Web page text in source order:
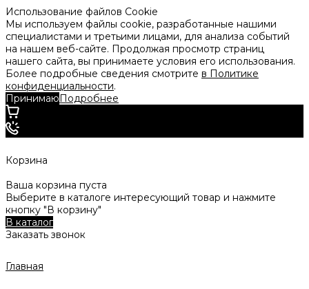
Использование файлов Cookie
Мы используем файлы cookie, разработанные нашими
специалистами и третьими лицами, для анализа событий
на нашем веб-сайте. Продолжая просмотр страниц
нашего сайта, вы принимаете условия его использования.
Более подробные сведения смотрите в Политике
конфиденциальности.
ПринимаюПодробнее
Корзина
Ваша корзина пуста
Выберите в каталоге интересующий товар и нажмите
кнопку "В корзину"
В каталог
Заказать звонок
Главная